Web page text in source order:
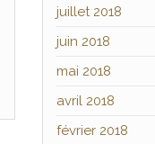
juillet 2018
juin 2018
mai 2018
avril 2018
février 2018